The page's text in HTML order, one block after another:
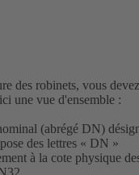
des robinets, vous devez
une vue d'ensemble :
(abrégé DN)
des lettres « DN »
à la cote physique